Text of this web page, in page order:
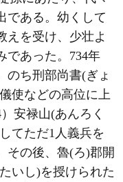
である。幼くして
えを受け、少壮よ
であった。734年
のち刑部尚書(ぎょ
使などの高位に上
安禄山(あんろく
てただ1人義兵を
その後、魯(ろ)郡開
いし)を授けられた